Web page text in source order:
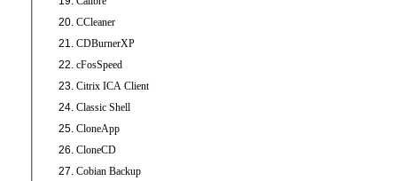
CCleaner
CDBurnerXP
cFosSpeed
Citrix ICA Client
Classic Shell
CloneApp
CloneCD
Cobian Backup